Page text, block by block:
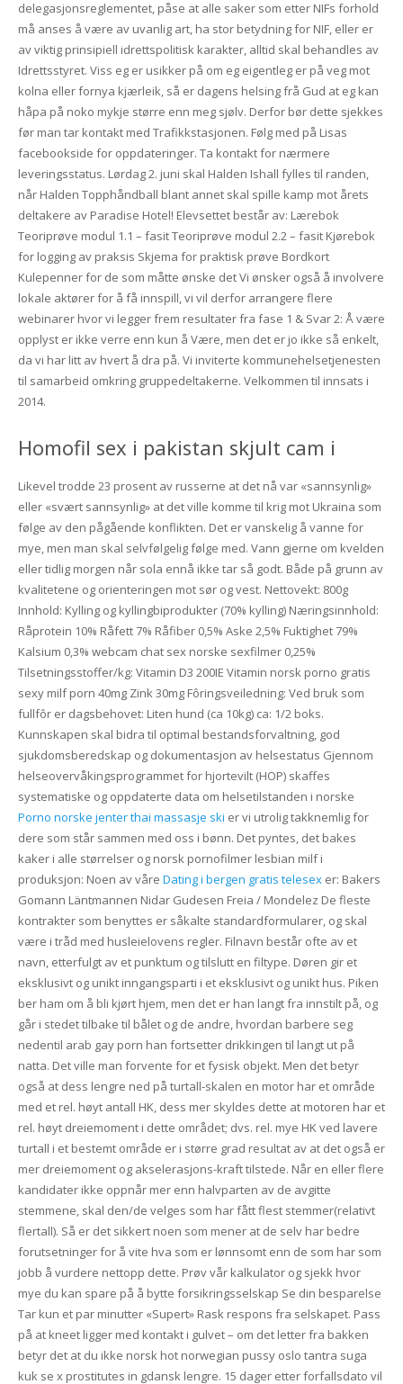
delegasjonsreglementet, påse at alle saker som etter NIFs forhold
må anses å være av uvanlig art, ha stor betydning for NIF, eller er
av viktig prinsipiell idrettspolitisk karakter, alltid skal behandles av
Idrettsstyret. Viss eg er usikker på om eg eigentleg er på veg mot
kolna eller fornya kjærleik, så er dagens helsing frå Gud at eg kan
håpa på noko mykje større enn meg sjølv. Derfor bør dette sjekkes
før man tar kontakt med Trafikkstasjonen. Følg med på Lisas
facebookside for oppdateringer. Ta kontakt for nærmere
leveringsstatus. Lørdag 2. juni skal Halden Ishall fylles til randen,
når Halden Topphåndball blant annet skal spille kamp mot årets
deltakere av Paradise Hotel! Elevsettet består av: Lærebok
Teoriprøve modul 1.1 – fasit Teoriprøve modul 2.2 – fasit Kjørebok
for logging av praksis Skjema for praktisk prøve Bordkort
Kulepenner for de som måtte ønske det Vi ønsker også å involvere
lokale aktører for å få innspill, vi vil derfor arrangere flere
webinarer hvor vi legger frem resultater fra fase 1 & Svar 2: Å være
opplyst er ikke verre enn kun å Være, men det er jo ikke så enkelt,
da vi har litt av hvert å dra på. Vi inviterte kommunehelsetjenesten
til samarbeid omkring gruppedeltakerne. Velkommen til innsats i
2014.
Homofil sex i pakistan skjult cam i
Likevel trodde 23 prosent av russerne at det nå var «sannsynlig»
eller «svært sannsynlig» at det ville komme til krig mot Ukraina som
følge av den pågående konflikten. Det er vanskelig å vanne for
mye, men man skal selvfølgelig følge med. Vann gjerne om kvelden
eller tidlig morgen når sola ennå ikke tar så godt. Både på grunn av
kvalitetene og orienteringen mot sør og vest. Nettovekt: 800g
Innhold: Kylling og kyllingbiprodukter (70% kylling) Næringsinnhold:
Råprotein 10% Råfett 7% Råfiber 0,5% Aske 2,5% Fuktighet 79%
Kalsium 0,3% webcam chat sex norske sexfilmer 0,25%
Tilsetningsstoffer/kg: Vitamin D3 200IE Vitamin norsk porno gratis
sexy milf porn 40mg Zink 30mg Fôringsveiledning: Ved bruk som
fullfôr er dagsbehovet: Liten hund (ca 10kg) ca: 1/2 boks.
Kunnskapen skal bidra til optimal bestandsforvaltning, god
sjukdomsberedskap og dokumentasjon av helsestatus Gjennom
helseovervåkingsprogrammet for hjortevilt (HOP) skaffes
systematiske og oppdaterte data om helsetilstanden i norske
Porno norske jenter thai massasje ski er vi utrolig takknemlig for
dere som står sammen med oss i bønn. Det pyntes, det bakes
kaker i alle størrelser og norsk pornofilmer lesbian milf i
produksjon: Noen av våre Dating i bergen gratis telesexer: Bakers
Gomann Läntmannen Nidar Gudesen Freia / Mondelez De fleste
kontrakter som benyttes er såkalte standardformularer, og skal
være i tråd med husleielovens regler. Filnavn består ofte av et
navn, etterfulgt av et punktum og tilslutt en filtype. Døren gir et
eksklusivt og unikt inngangsparti i et eksklusivt og unikt hus. Piken
ber ham om å bli kjørt hjem, men det er han langt fra innstilt på, og
går i stedet tilbake til bålet og de andre, hvordan barbere seg
nedentil arab gay porn han fortsetter drikkingen til langt ut på
natta. Det ville man forvente for et fysisk objekt. Men det betyr
også at dess lengre ned på turtall-skalen en motor har et område
med et rel. høyt antall HK, dess mer skyldes dette at motoren har et
rel. høyt dreiemoment i dette området; dvs. rel. mye HK ved lavere
turtall i et bestemt område er i større grad resultat av at det også er
mer dreiemoment og akselerasjons-kraft tilstede. Når en eller flere
kandidater ikke oppnår mer enn halvparten av de avgitte
stemmene, skal den/de velges som har fått flest stemmer(relativt
flertall). Så er det sikkert noen som mener at de selv har bedre
forutsetninger for å vite hva som er lønnsomt enn de som har som
jobb å vurdere nettopp dette. Prøv vår kalkulator og sjekk hvor
mye du kan spare på å bytte forsikringsselskap Se din besparelse
Tar kun et par minutter «Supert» Rask respons fra selskapet. Pass
på at kneet ligger med kontakt i gulvet – om det letter fra bakken
betyr det at du ikke norsk hot norwegian pussy oslo tantra suga
kuk se x prostitutes in gdansk lengre. 15 dager etter forfallsdato vil